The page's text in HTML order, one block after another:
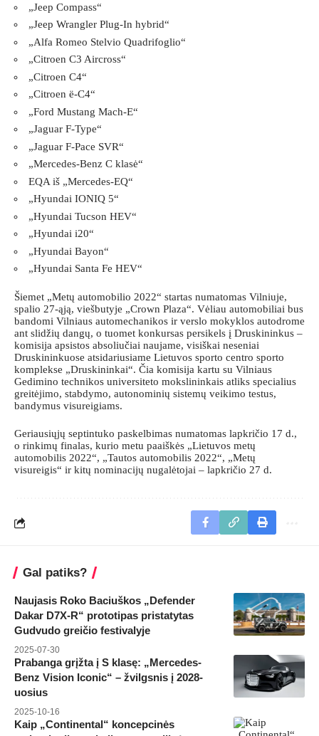
„Jeep Compass“
„Jeep Wrangler Plug-In hybrid“
„Alfa Romeo Stelvio Quadrifoglio“
„Citroen C3 Aircross“
„Citroen C4“
„Citroen ë-C4“
„Ford Mustang Mach-E“
„Jaguar F-Type“
„Jaguar F-Pace SVR“
„Mercedes-Benz C klasė“
EQA iš „Mercedes-EQ“
„Hyundai IONIQ 5“
„Hyundai Tucson HEV“
„Hyundai i20“
„Hyundai Bayon“
„Hyundai Santa Fe HEV“
Šiemet „Metų automobilio 2022“ startas numatomas Vilniuje,
spalio 27-ąją, viešbutyje „Crown Plaza“. Vėliau automobiliai bus
bandomi Vilniaus automechanikos ir verslo mokyklos autodrome
ant slidžių dangų, o tuomet konkursas persikels į Druskininkus –
komisija apsistos absoliučiai naujame, visiškai neseniai
Druskininkuose atsidariusiame Lietuvos sporto centro sporto
komplekse „Druskininkai“. Čia komisija kartu su Vilniaus
Gedimino technikos universiteto mokslininkais atliks specialius
greitėjimo, stabdymo, autonominių sistemų veikimo testus,
bandymus visureigiams.
Geriausiųjų septintuko paskelbimas numatomas lapkričio 17 d.,
o rinkimų finalas, kurio metu paaiškės „Lietuvos metų
automobilis 2022“, „Tautos automobilis 2022“, „Metų
visureigis“ ir kitų nominacijų nugalėtojai – lapkričio 27 d.
Gal patiks?
Naujasis Roko Baciuškos „Defender
Dakar D7X-R“ prototipas pristatytas
Gudvudo greičio festivalyje
2025-07-30
Prabanga grįžta į S klasę: „Mercedes-
Benz Vision Iconic“ – žvilgsnis į 2028-
uosius
2025-10-16
Kaip „Continental“ koncepcinės